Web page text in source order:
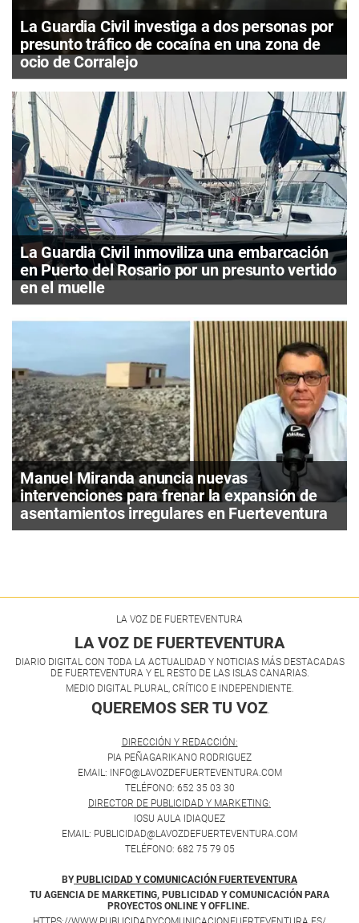
La Guardia Civil investiga a dos personas por
presunto tráfico de cocaína en una zona de
ocio de Corralejo
La Guardia Civil inmoviliza una embarcación
en Puerto del Rosario por un presunto vertido
en el muelle
Manuel Miranda anuncia nuevas
intervenciones para frenar la expansión de
asentamientos irregulares en Fuerteventura
LA VOZ DE FUERTEVENTURA
LA VOZ DE FUERTEVENTURA
DIARIO DIGITAL CON TODA LA ACTUALIDAD Y NOTICIAS MÁS DESTACADAS
DE FUERTEVENTURA Y EL RESTO DE LAS ISLAS CANARIAS.
MEDIO DIGITAL PLURAL, CRÍTICO E INDEPENDIENTE.
QUEREMOS SER TU VOZ.
DIRECCIÓN Y REDACCIÓN:
PIA PEÑAGARIKANO RODRIGUEZ
EMAIL: INFO@LAVOZDEFUERTEVENTURA.COM
TELÉFONO: 652 35 03 30
DIRECTOR DE PUBLICIDAD Y MARKETING:
IOSU AULA IDIAQUEZ
EMAIL: PUBLICIDAD@LAVOZDEFUERTEVENTURA.COM
TELÉFONO: 682 75 79 05
BY PUBLICIDAD Y COMUNICACIÓN FUERTEVENTURA
TU AGENCIA DE MARKETING, PUBLICIDAD Y COMUNICACIÓN PARA
PROYECTOS ONLINE Y OFFLINE.